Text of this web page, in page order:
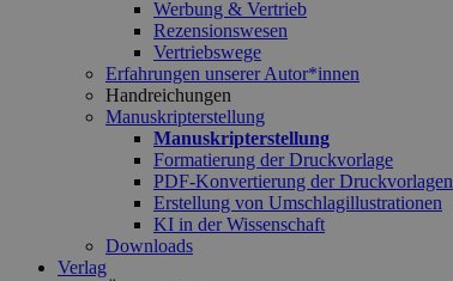
Werbung & Vertrieb
Rezensionswesen
Vertriebswege
Erfahrungen unserer Autor*innen
Handreichungen
Manuskripterstellung
Manuskripterstellung
Formatierung der Druckvorlage
PDF-Konvertierung der Druckvorlagen
Erstellung von Umschlagillustrationen
KI in der Wissenschaft
Downloads
Verlag